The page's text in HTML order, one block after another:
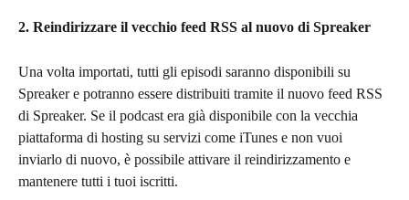
2. Reindirizzare il vecchio feed RSS al nuovo di Spreaker
Una volta importati, tutti gli episodi saranno disponibili su
Spreaker e potranno essere distribuiti tramite il nuovo feed RSS
di Spreaker. Se il podcast era già disponibile con la vecchia
piattaforma di hosting su servizi come iTunes e non vuoi
inviarlo di nuovo, è possibile attivare il reindirizzamento e
mantenere tutti i tuoi iscritti.